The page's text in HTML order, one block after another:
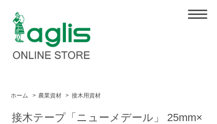
ホーム > 農業資材 > 接木用資材
接木テープ「ニューメデール」 25mm×